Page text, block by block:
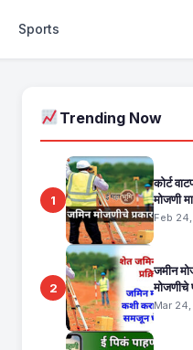
Sports
Trending Now
1
कोर्ट
मोजणी
Feb
2
जमीन
मोजणीचे
घेऊया |
Mar